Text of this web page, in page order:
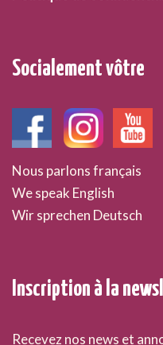
Socialement vôtre
Nous parlons français
We speak English
Wir sprechen Deutsch
Inscription à la
Recevez nos news et